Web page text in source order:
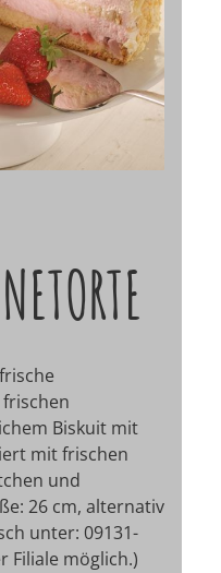
Biskuit mit
mit frischen
und
26 cm, alternativ
unter: 09131-
Filiale möglich.)